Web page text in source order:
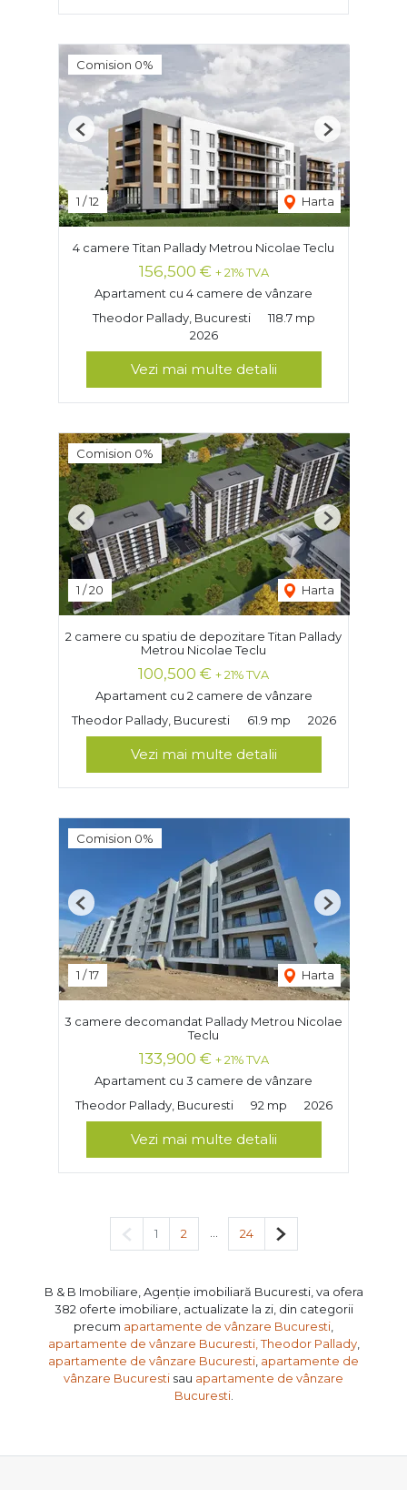
Comision 0%
1 /12 Harta
Previous Next
4 camere Titan Pallady Metrou Nicolae Teclu
156,500 € + 21% TVA
Apartament cu 4 camere de vânzare
Theodor Pallady, Bucuresti
118.7 mp
2026
Vezi mai multe detalii
Comision 0%
1 /20 Harta
Previous Next
2 camere cu spatiu de depozitare Titan Pallady
Metrou Nicolae Teclu
100,500 € + 21% TVA
Apartament cu 2 camere de vânzare
Theodor Pallady, Bucuresti
61.9 mp 2026
Vezi mai multe detalii
Comision 0%
1 /17 Harta
Previous Next
3 camere decomandat Pallady Metrou Nicolae
Teclu
133,900 € + 21% TVA
Apartament cu 3 camere de vânzare
Theodor Pallady, Bucuresti
92 mp 2026
Vezi mai multe detalii
Pagina anterioară
1 2 24 Pagina următoare
B & B Imobiliare, Agenție imobiliară Bucuresti, va ofera
382 oferte imobiliare, actualizate la zi, din categorii
precum apartamente de vânzare Bucuresti
apartamente de vânzare Bucuresti, Theodor Pallady,
apartamente de vânzare Bucuresti apartamente de
vânzare Bucuresti sau apartamente de vânzare
Bucuresti.